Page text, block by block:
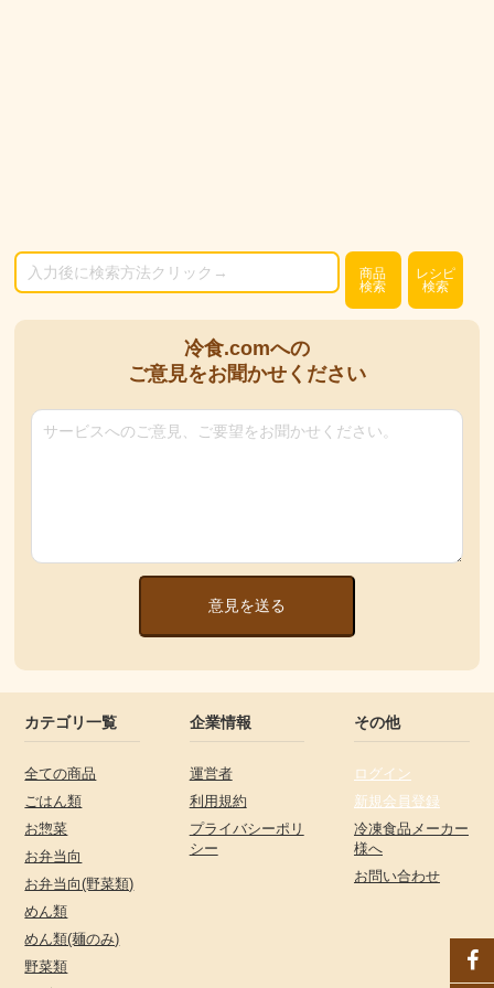
商品
検索
レシピ
検索
冷食.comへの
ご意見をお聞かせください
意見を送る
カテゴリ一覧
全ての商品
ごはん類
お惣菜
お弁当向
お弁当向(野菜類)
めん類
めん類(麺のみ)
野菜類
企業情報
運営者
利用規約
プライバシーポリ
シー
その他
ログイン
新規会員登録
冷凍食品メーカー
様へ
お問い合わせ